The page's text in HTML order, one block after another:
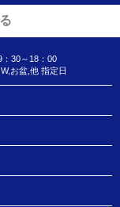
30～18：00
お盆,他 指定日